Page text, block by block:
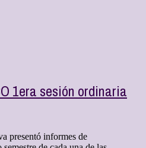
1era sesión ordinaria
presentó informes de